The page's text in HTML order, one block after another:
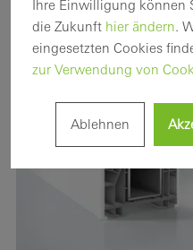
Ihre Einwilligung können
die Zukunft hier ändern.
eingesetzten Cookies
zur Verwendung von
Ablehnen